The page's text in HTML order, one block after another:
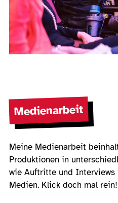
Medienarbeit
Meine Medienarbeit
Produktionen in
wie Auftritte und Interviews
Medien. Klick doch mal rein!